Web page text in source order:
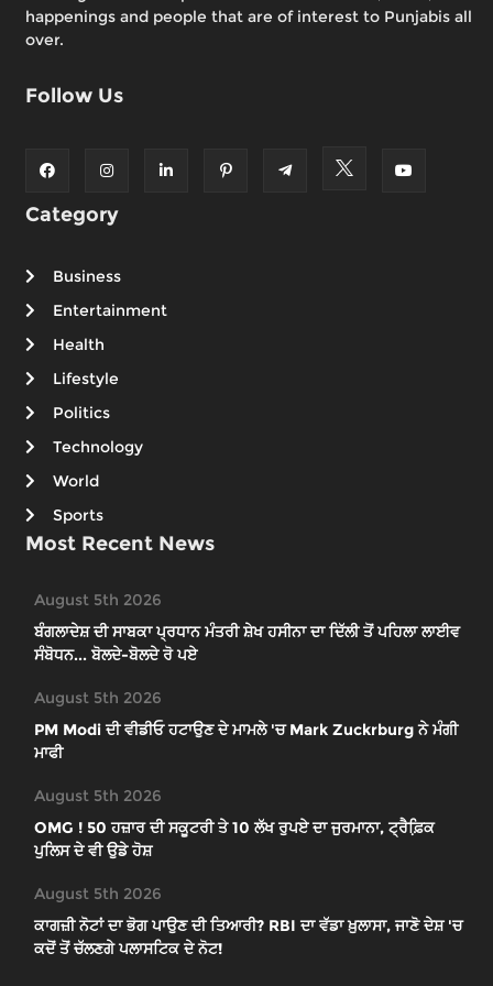
happenings and people that are of interest to Punjabis all
over.
Follow Us
Category
Business
Entertainment
Health
Lifestyle
Politics
Technology
World
Sports
Most Recent News
August 5th 2026
ਬੰਗਲਾਦੇਸ਼ ਦੀ ਸਾਬਕਾ ਪ੍ਰਧਾਨ ਮੰਤਰੀ ਸ਼ੇਖ ਹਸੀਨਾ ਦਾ ਦਿੱਲੀ ਤੋਂ ਪਹਿਲਾ ਲਾਈਵ
ਸੰਬੋਧਨ... ਬੋਲਦੇ-ਬੋਲਦੇ ਰੋ ਪਏ
August 5th 2026
PM Modi ਦੀ ਵੀਡੀਓ ਹਟਾਉਣ ਦੇ ਮਾਮਲੇ 'ਚ Mark Zuckrburg ਨੇ ਮੰਗੀ
ਮਾਫੀ
August 5th 2026
OMG ! 50 ਹਜ਼ਾਰ ਦੀ ਸਕੂਟਰੀ ਤੇ 10 ਲੱਖ ਰੁਪਏ ਦਾ ਜੁਰਮਾਨਾ, ਟ੍ਰੈਫ਼ਿ਼ਕ
ਪੁਲਿਸ ਦੇ ਵੀ ਉਡੇ ਹੋਸ਼
August 5th 2026
ਕਾਗਜ਼ੀ ਨੋਟਾਂ ਦਾ ਭੋਗ ਪਾਉਣ ਦੀ ਤਿਆਰੀ? RBI ਦਾ ਵੱਡਾ ਖ਼ੁਲਾਸਾ, ਜਾਣੋ ਦੇਸ਼ 'ਚ
ਕਦੋਂ ਤੋਂ ਚੱਲਣਗੇ ਪਲਾਸਟਿਕ ਦੇ ਨੋਟ!